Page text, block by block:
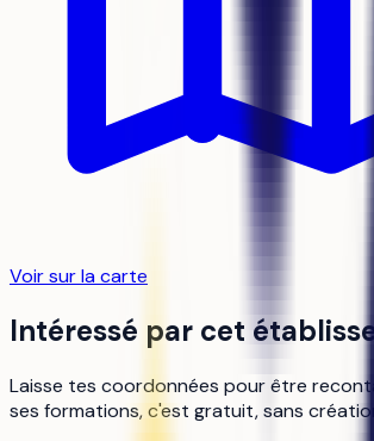
Voir sur la carte
Intéressé par cet
Laisse tes coordonnées pour être
ses formations, c'est gratuit, sans